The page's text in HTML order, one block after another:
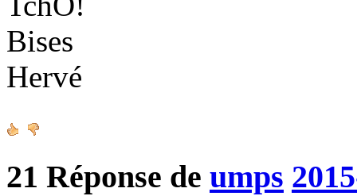
Bises
Hervé
21 Réponse de umps